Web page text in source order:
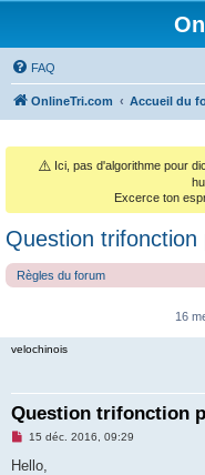
FAQ
OnlineTri.com Accueil du
⚠️ Ici, pas d'algorithme pour
Excerce ton
Question trifonction
Règles du forum
16
velochinois
Question trifonction
M
s
15 déc. 2016, 09:29
Hello,